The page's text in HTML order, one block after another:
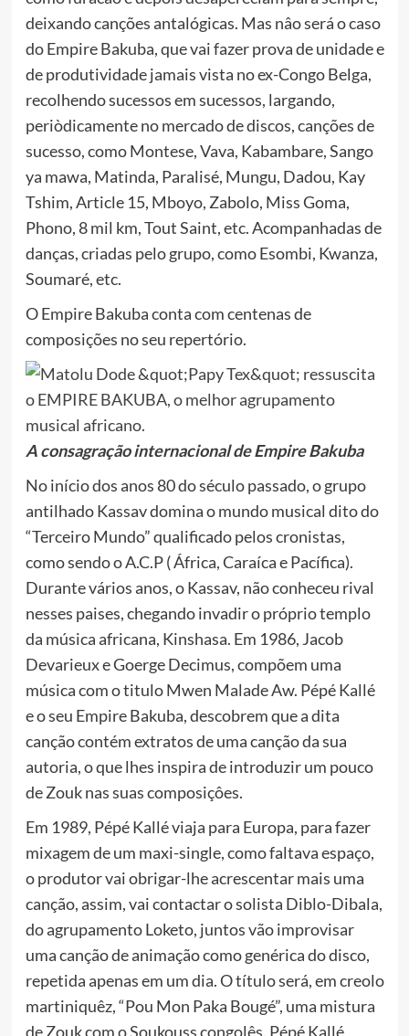
deixando canções antalógicas. Mas nâo será o caso
do Empire Bakuba, que vai fazer prova de unidade e
de produtividade jamais vista no ex-Congo Belga,
recolhendo sucessos em sucessos, largando,
periòdicamente no mercado de discos, canções de
sucesso, como Montese, Vava, Kabambare, Sango
ya mawa, Matinda, Paralisé, Mungu, Dadou, Kay
Tshim, Article 15, Mboyo, Zabolo, Miss Goma,
Phono, 8 mil km, Tout Saint, etc. Acompanhadas de
danças, criadas pelo grupo, como Esombi, Kwanza,
Soumaré, etc.
O Empire Bakuba conta com centenas de
composições no seu repertório.
A consagração internacional de Empire Bakuba
No início dos anos 80 do século passado, o grupo
antilhado Kassav domina o mundo musical dito do
“Terceiro Mundo” qualificado pelos cronistas,
como sendo o A.C.P ( África, Caraíca e Pacífica).
Durante vários anos, o Kassav, não conheceu rival
nesses paises, chegando invadir o próprio templo
da música africana, Kinshasa. Em 1986, Jacob
Devarieux e Goerge Decimus, compõem uma
música com o titulo Mwen Malade Aw. Pépé Kallé
e o seu Empire Bakuba, descobrem que a dita
canção contém extratos de uma canção da sua
autoria, o que lhes inspira de introduzir um pouco
de Zouk nas suas composiçôes.
Em 1989, Pépé Kallé viaja para Europa, para fazer
mixagem de um maxi-single, como faltava espaço,
o produtor vai obrigar-lhe acrescentar mais uma
canção, assim, vai contactar o solista Diblo-Dibala,
do agrupamento Loketo, juntos vão improvisar
uma canção de animação como genérica do disco,
repetida apenas em um dia. O título será, em creolo
martiniquêz, “Pou Mon Paka Bougé”, uma mistura
de Zouk com o Soukouss congolês. Pépé Kallé